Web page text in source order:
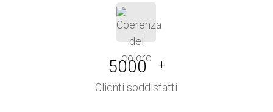
5000 +
Clienti soddisfatti